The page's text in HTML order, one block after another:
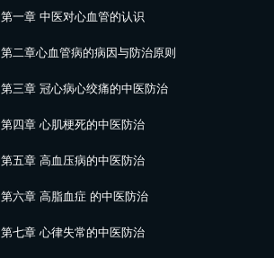
第一章 中医对心血管的认识
第二章心血管病的病因与防治原则
第三章 冠心病心绞痛的中医防治
第四章 心肌梗死的中医防治
第五章 高血压病的中医防治
第六章 高脂血症 的中医防治
第七章 心律失常的中医防治